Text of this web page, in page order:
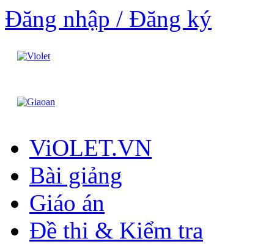
Đăng nhập / Đăng ký
ViOLET.VN
Bài giảng
Giáo án
Đề thi & Kiểm tra